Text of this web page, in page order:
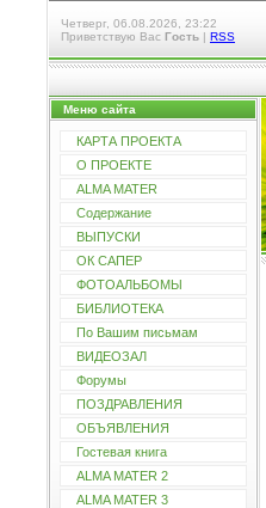
Четверг, 06.08.2026, 23:22
Приветствую Вас Гость | RSS
Меню сайта
КАРТА ПРОЕКТА
О ПРОЕКТЕ
ALMA MATER
Содержание
ВЫПУСКИ
ОК САПЕР
ФОТОАЛЬБОМЫ
БИБЛИОТЕКА
По Вашим письмам
ВИДЕОЗАЛ
Форумы
ПОЗДРАВЛЕНИЯ
ОБЪЯВЛЕНИЯ
Гостевая книга
ALMA MATER 2
ALMA MATER 3